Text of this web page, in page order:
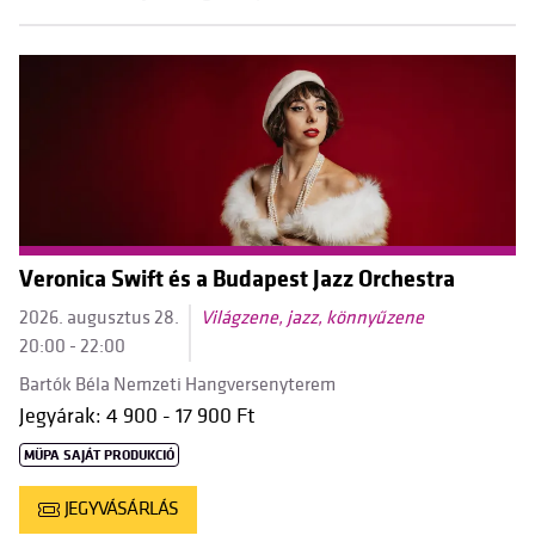
Veronica Swift és a Budapest Jazz Orchestra
2026. augusztus 28.
20:00 - 22:00
Világzene, jazz, könnyűzene
Bartók Béla Nemzeti Hangversenyterem
Jegyárak: 4 900 - 17 900 Ft
MÜPA SAJÁT PRODUKCIÓ
JEGYVÁSÁRLÁS